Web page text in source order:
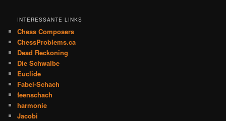
INTERESSANTE LINKS
Chess Composers
ChessProblems.ca
Dead Reckoning
Die Schwalbe
Euclide
Fabel-Schach
feenschach
harmonie
Jacobi